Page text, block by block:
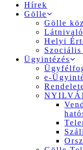
Hírek
Gölle
Gölle
Helyi
Ügyintézés
e-